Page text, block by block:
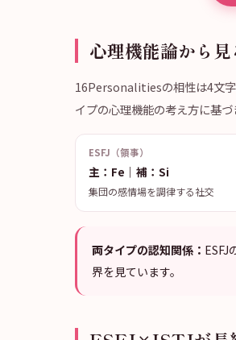
心理機能論から
16Personalitiesの相性は4文字
イプの心理機能の考え方に基づ
ESFJ（領事）
主：Fe｜補：Si
集団の感情場を調律する社交
両タイプの認知関係： ESFJ
界を見ています。